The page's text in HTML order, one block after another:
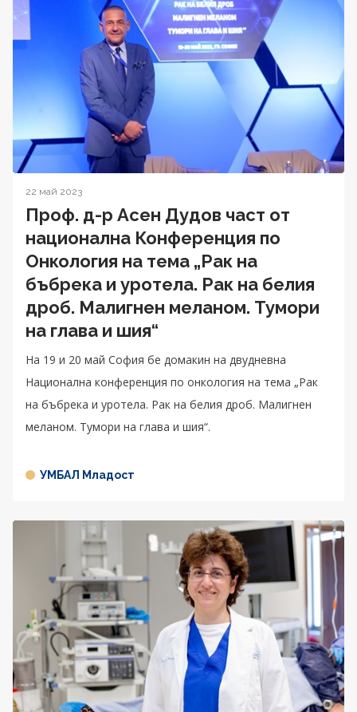
22 май 2023
Проф. д-р Асен Дудов част от
национална Конференция по
Онкология на тема „Рак на
бъбрека и уротела. Рак на белия
дроб. Малигнен меланом. Тумори
на глава и шия“
На 19 и 20 май София бе домакин на двудневна
Национална конференция по онкология на тема „Рак
на бъбрека и уротела. Рак на белия дроб. Малигнен
меланом. Тумори на глава и шия“.
УМБАЛ Младост